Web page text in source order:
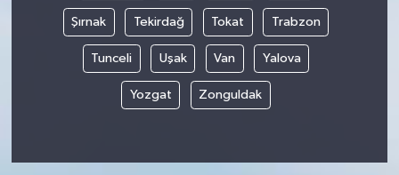
Şırnak Tekirdağ Tokat Trabzon
Tunceli Uşak Van Yalova
Yozgat Zonguldak